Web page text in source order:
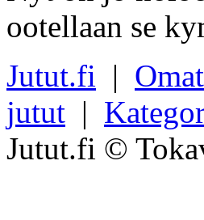
ootellaan se
Jutut.fi |
jutut |
Jutut.fi ©